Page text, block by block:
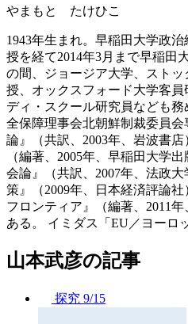
やまもと たけひこ
1943年生まれ。早稲田大学政
授を経て2014年3月まで早稲田
の間、ジョージア大学、スト
授、オックスフォード大学客
ディ・スクール研究員なども
全保障理事会北朝鮮制裁委員
論』（共訳、2003年、岩波書店
（編著、2005年、早稲田大学
会論』（共訳、2007年、法政
策』（2009年、日本経済評論
フロンティア』（編著、2011
ある。 イミダス「EU／ヨーロ
山本武彦の記事
探究 9/15